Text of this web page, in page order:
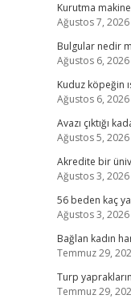
Kurutma
Ağustos 7, 2026
Bulgular nedir
Ağustos 6, 2026
Kuduz köpeğin
Ağustos 6, 2026
Avazı çıktığı
Ağustos 5, 2026
Akredite bir
Ağustos 3, 2026
56 beden kaç
Ağustos 3, 2026
Bağlan kadın
Temmuz 29,
Turp
Temmuz 29,